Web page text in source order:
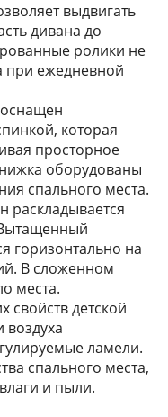
выдвигать
дивана до
ролики не
при ежедневной
которая
просторное
оборудованы
спального места.
раскладывается
горизонтально на
В сложенном
места.
свойств детской
ламели.
спального места,
и пыли.